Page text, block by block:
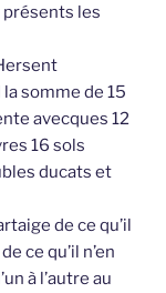
les
somme de 15
avecques 12
16 sols
ducats et
de ce qu’il
ce qu’il n’en
à l’autre au